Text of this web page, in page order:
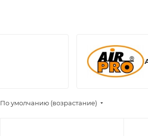
По умолчанию (возрастание)